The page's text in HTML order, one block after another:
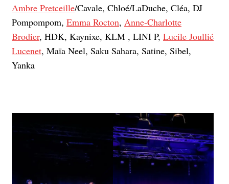
Ambre Pretceille/Cavale, Chloé/LaDuche, Cléa, DJ
Pompompom, Emma Rocton, Anne-Charlotte
Brodier, HDK, Kaynixe, KLM , LINI P, Lucile Joullié
Lucenet, Maïa Neel, Saku Sahara, Satine, Sibel,
Yanka